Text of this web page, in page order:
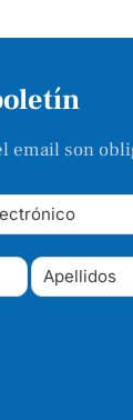
email son